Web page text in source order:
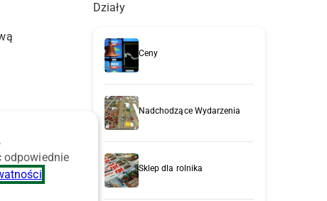
Działy
Ceny
Nadchodzące Wydarzenia
Sklep dla rolnika
odpowiednie